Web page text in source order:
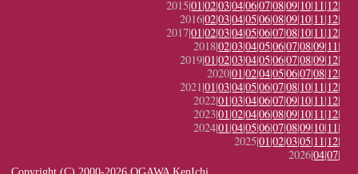
2015|01|02|03|04|06|07|08|09|10|11|12|
2016|02|03|04|05|06|08|09|10|11|12|
2017|01|02|03|04|05|06|07|08|10|11|12|
2018|02|03|04|05|06|07|08|09|11|
2019|01|02|03|04|05|06|07|08|09|12|
2020|01|02|04|05|06|07|08|12|
2021|01|03|04|05|06|07|08|10|11|12|
2022|01|03|04|06|07|09|10|11|12|
2023|01|02|04|06|08|09|10|11|12|
2024|01|04|05|06|07|08|09|10|11|
2025|01|02|03|05|11|12|
2026|04|07|
Copyright (C) 2000-2026 OGAWA KenIchi